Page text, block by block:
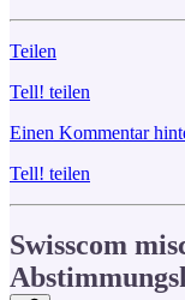
Teilen
Tell! teilen
Einen Kommentar
Tell! teilen
Swisscom